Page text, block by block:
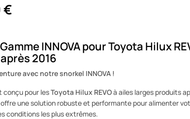
€
INNOVA pour Toyota Hilux
2016
avec notre snorkel INNOVA !
conçu pour lesToyota Hilux REVOà ailes larges produits
offre une solution robuste et performante pour alimenter
conditions les plus extrêmes.